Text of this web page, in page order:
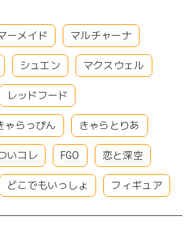
ーメイド マルチャーナ
シュエン マクスウェル
レッドフード
ゃらっぴん きゃらとりあ
いコレ FGO 恋と深空
どこでもいっしょ フィギュア